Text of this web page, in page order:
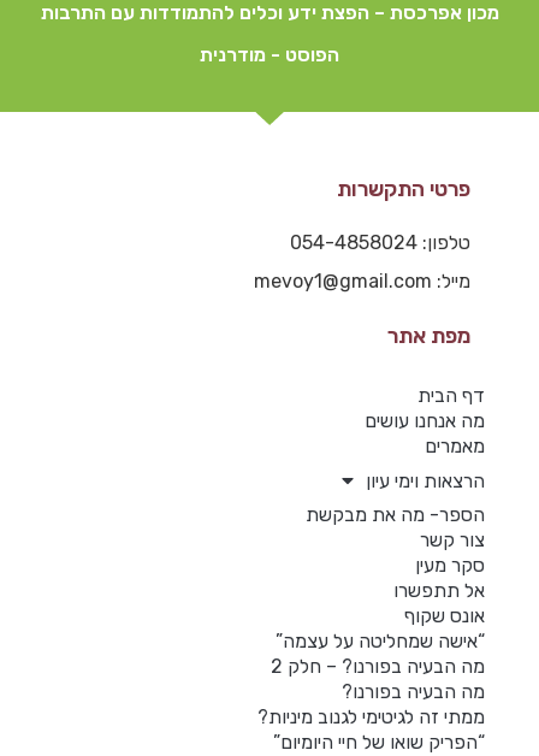
מכון אפרכסת – הפצת ידע וכלים להתמודדות עם התרבות
הפוסט - מודרנית
פרטי התקשרות
טלפון: 054-4858024
מייל: mevoy1@gmail.com
מפת אתר
דף הבית
מה אנחנו עושים
מאמרים
הרצאות וימי עיון
הספר- מה את מבקשת
צור קשר
סקר מעין
אל תתפשרו
אונס שקוף
“אישה שמחליטה על עצמה”
מה הבעיה בפורנו? – חלק 2
מה הבעיה בפורנו?
ממתי זה לגיטימי לגנוב מיניות?
“הפריק שואו של חיי היומיום”